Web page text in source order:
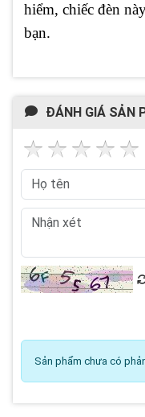
hiểm, chiếc đèn
bạn.
ĐÁNH GIÁ SẢN
Sản phẩm chưa có